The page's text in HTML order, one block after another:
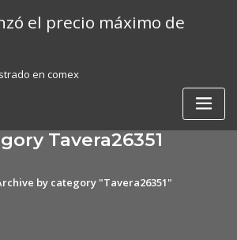
el precio máximo de
en comex
Tavera26351
by category "Tavera26351"